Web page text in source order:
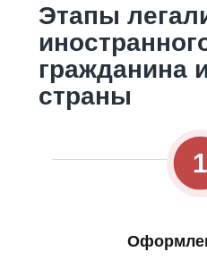
Этапы
гражданина
страны
1